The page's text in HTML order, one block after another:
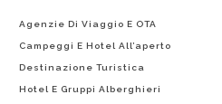
Agenzie Di Viaggio E OTA
Campeggi E Hotel All’aperto
Destinazione Turistica
Hotel E Gruppi Alberghieri